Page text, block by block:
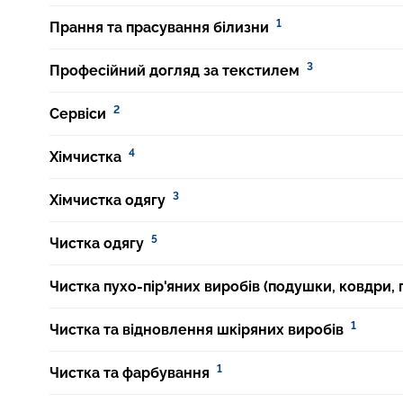
Прання та прасування білизни 1
Професійний догляд за текстилем 3
Сервіси 2
Хімчистка 4
Хімчистка одягу 3
Чистка одягу 5
Чистка пухо-пір'яних виробів (подушки, ковдри,
Чистка та відновлення шкіряних виробів 1
Чистка та фарбування 1